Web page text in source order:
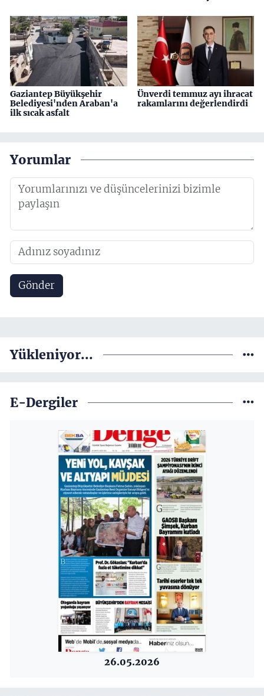
Gaziantep Büyükşehir
Belediyesi'nden Araban'a
ilk sıcak asfalt
Ünverdi temmuz ayı ihracat
rakamlarını değerlendirdi
Yorumlar
Gönder
Yükleniyor...
E-Dergiler
26.05.2026